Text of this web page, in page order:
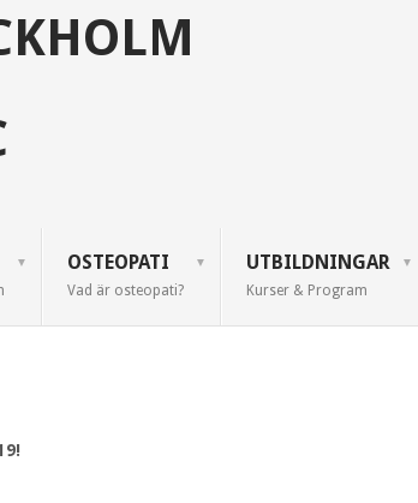
OSTEOPATI
Vad är osteopati?
UTBILDNINGAR
Kurser & Program